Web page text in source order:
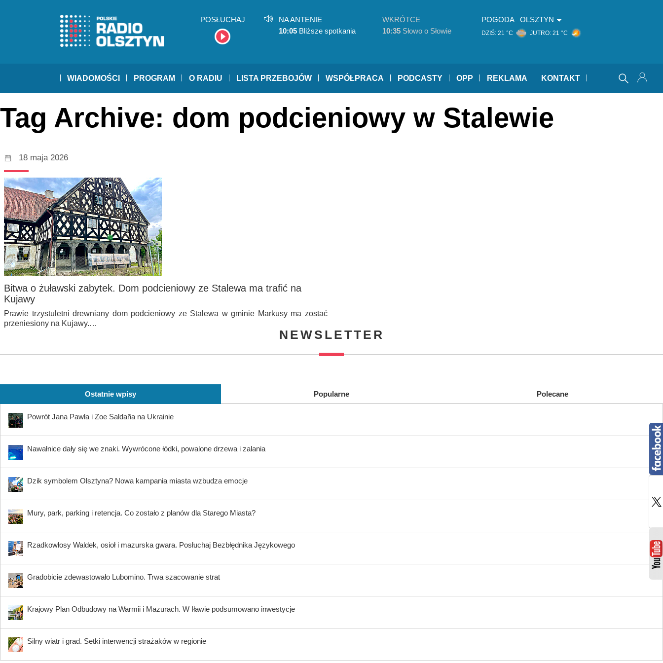
POSŁUCHAJ
NA ANTENIE
10:05 Bliższe spotkania
WKRÓTCE
10:35 Słowo o Słowie
POGODA OLSZTYN
DZIŚ: 21 °C JUTRO: 21 °C
WIADOMOŚCI PROGRAM O RADIU LISTA PRZEBOJÓW WSPÓŁPRACA PODCASTY OPP REKLAMA KONTAKT
Tag Archive: dom podcieniowy w Stalewie
18 maja 2026
Bitwa o żuławski zabytek. Dom podcieniowy ze Stalewa ma trafić na
Kujawy
Prawie trzystuletni drewniany dom podcieniowy ze Stalewa w gminie Markusy ma zostać
przeniesiony na Kujawy.…
NEWSLETTER
Ostatnie wpisy Popularne Polecane
Powrót Jana Pawła i Zoe Saldaña na Ukrainie
Nawałnice dały się we znaki. Wywrócone łódki, powalone drzewa i zalania
Dzik symbolem Olsztyna? Nowa kampania miasta wzbudza emocje
Mury, park, parking i retencja. Co zostało z planów dla Starego Miasta?
Rzadkowłosy Waldek, osioł i mazurska gwara. Posłuchaj Bezbłędnika Językowego
Gradobicie zdewastowało Lubomino. Trwa szacowanie strat
Krajowy Plan Odbudowy na Warmii i Mazurach. W Iławie podsumowano inwestycje
Silny wiatr i grad. Setki interwencji strażaków w regionie